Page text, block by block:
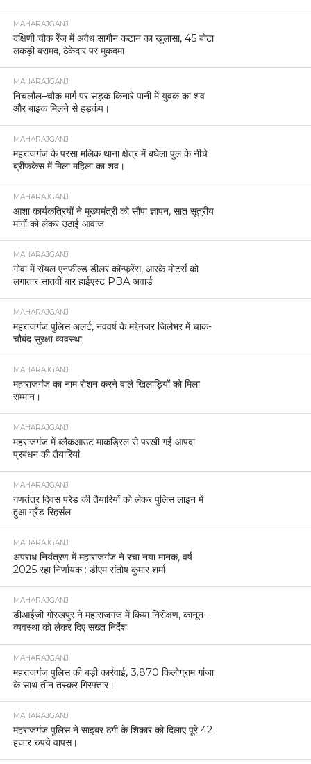
MAHARAJGANJ
दक्षिणी चौक रेंज में अवैध सागौन कटान का खुलासा, 45 बोटा
लकड़ी बरामद, ठेकेदार पर मुकदमा
MAHARAJGANJ
निचलौल–चौक मार्ग पर सड़क किनारे पानी में युवक का शव
और बाइक मिलने से हड़कंप।
MAHARAJGANJ
महराजगंज के परसा मलिक थाना क्षेत्र में बघेला पुल के नीचे
ब्रीफकेस में मिला महिला का शव।
MAHARAJGANJ
आशा कार्यकत्रियों ने मुख्यमंत्री को सौंपा ज्ञापन, सात सूत्रीय
मांगों को लेकर उठाई आवाज
MAHARAJGANJ
गोवा में रॉयल एनफील्ड डीलर कॉन्फ्रेंस, आरके मोटर्स को
लगातार सातवीं बार हाईएस्ट PBA अवार्ड
MAHARAJGANJ
महराजगंज पुलिस अलर्ट, नववर्ष के मद्देनजर जिलेभर में चाक-
चौबंद सुरक्षा व्यवस्था
MAHARAJGANJ
महाराजगंज का नाम रोशन करने वाले खिलाड़ियों को मिला
सम्मान।
MAHARAJGANJ
महराजगंज में ब्लैकआउट माकड्रिल से परखी गई आपदा
प्रबंधन की तैयारियां
MAHARAJGANJ
गणतंत्र दिवस परेड की तैयारियों को लेकर पुलिस लाइन में
हुआ ग्रैंड रिहर्सल
MAHARAJGANJ
अपराध नियंत्रण में महाराजगंज ने रचा नया मानक, वर्ष
2025 रहा निर्णायक : डीएम संतोष कुमार शर्मा
MAHARAJGANJ
डीआईजी गोरखपुर ने महाराजगंज में किया निरीक्षण, कानून-
व्यवस्था को लेकर दिए सख्त निर्देश
MAHARAJGANJ
महराजगंज पुलिस की बड़ी कार्रवाई, 3.870 किलोग्राम गांजा
के साथ तीन तस्कर गिरफ्तार।
MAHARAJGANJ
महराजगंज पुलिस ने साइबर ठगी के शिकार को दिलाए पूरे 42
हजार रुपये वापस।